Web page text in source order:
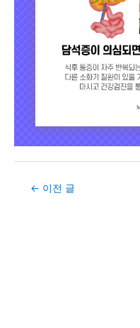
Post← 이전 글